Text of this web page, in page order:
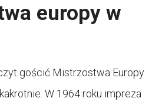
europy w
gościć Mistrzostwa Europy
W 1964 roku impreza